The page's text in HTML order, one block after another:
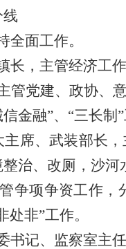
全面工作。
长，主管经济工
管党建、 政协、
信金融”、 “三长制”
主席、武装部长
治、改厕， 沙河
争项争资工作，
处非”工作。
书记、监察室主任